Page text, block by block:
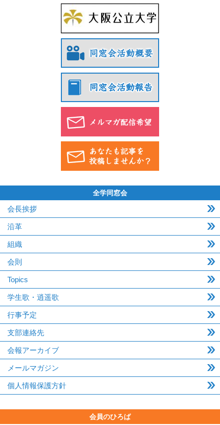
全学同窓会
会長挨拶
沿革
組織
会則
Topics
学生歌・逍遥歌
行事予定
支部連絡先
会報アーカイブ
メールマガジン
個人情報保護方針
会員のひろば